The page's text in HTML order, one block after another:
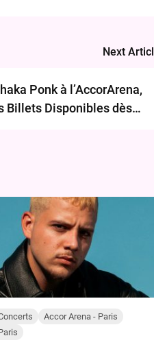
Next
Ponk à l’AccorArena,
Billets Disponibles dès
Accor Arena - Paris